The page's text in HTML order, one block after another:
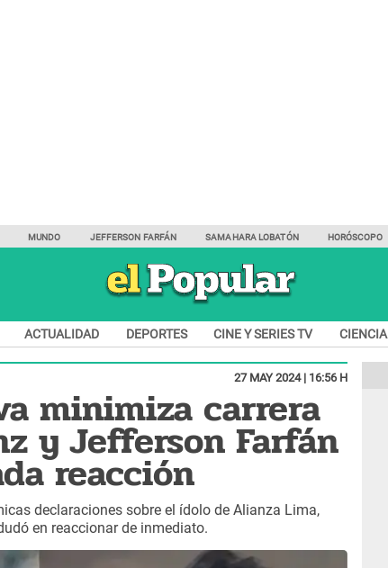
MUNDO JEFFERSON FARFÁN SAMAHARA LOBATÓN HORÓSCOPO
ACTUALIDAD DEPORTES CINE Y SERIES TV CIENCIA
27 MAY 2024 | 16:56 H
minimiza carrera
y Jefferson Farfán
reacción
declaraciones sobre el ídolo de Alianza Lima,
en reaccionar de inmediato.